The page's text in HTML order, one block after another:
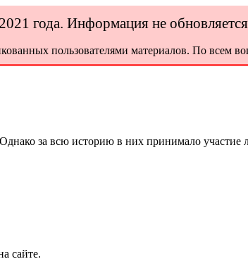
года. Информация не
пользователями материалов. По всем
за всю историю в них принимало
сайте.